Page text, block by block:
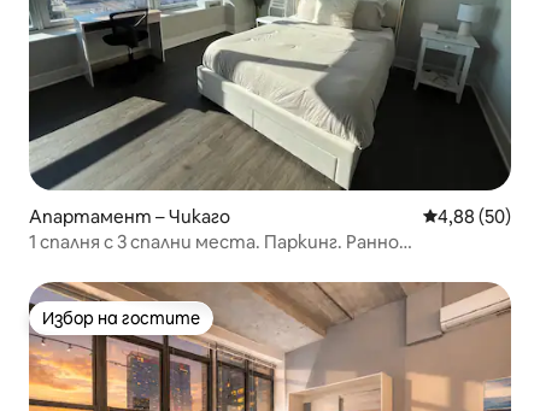
Апартамент – Чикаго Средна
4,88 (50)
1 спалня с 3 спални места. Паркинг. Ранно
Избор на гостите
Избор на гостите